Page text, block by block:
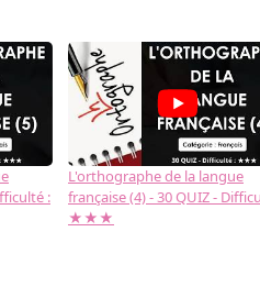
:
L'orthographe de la langue
française (4) - 30 QUIZ -
★★★